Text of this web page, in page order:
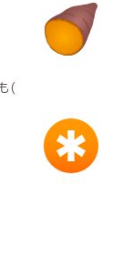
(